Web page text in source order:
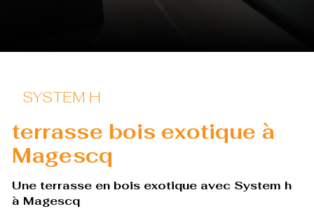
SYSTEM H
terrasse bois exotique à
Magescq
Une terrasse en bois exotique avec System h
à Magescq